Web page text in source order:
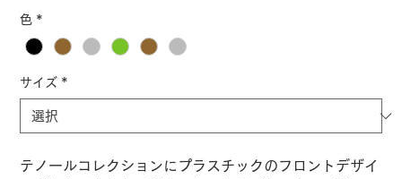
色 *
サイズ *
テノールコレクションにプラスチックのフロントデザイ